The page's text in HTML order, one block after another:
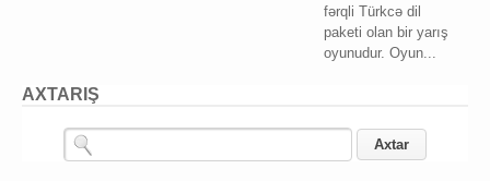
fərqli Türkcə dil
paketi olan bir yarış
oyunudur. Oyun...
AXTARIŞ